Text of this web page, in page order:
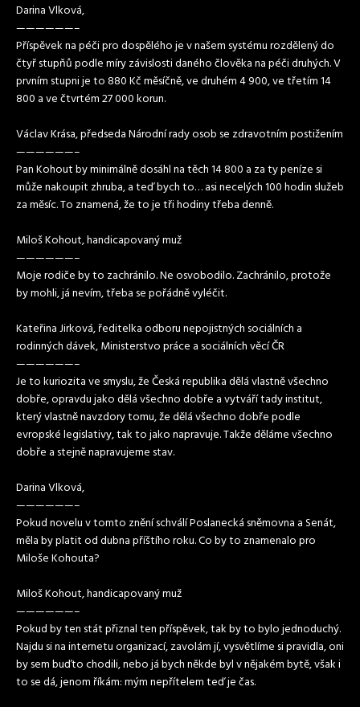
Darina Vlková,
——————–
Příspěvek na péči pro dospělého je v našem systému rozdělený do
čtyř stupňů podle míry závislosti daného člověka na péči druhých. V
prvním stupni je to 880 Kč měsíčně, ve druhém 4 900, ve třetím 14
800 a ve čtvrtém 27 000 korun.
Václav Krása, předseda Národní rady osob se zdravotním postižením
——————–
Pan Kohout by minimálně dosáhl na těch 14 800 a za ty peníze si
může nakoupit zhruba, a teď bych to… asi necelých 100 hodin služeb
za měsíc. To znamená, že to je tři hodiny třeba denně.
Miloš Kohout, handicapovaný muž
——————–
Moje rodiče by to zachránilo. Ne osvobodilo. Zachránilo, protože
by mohli, já nevím, třeba se pořádně vyléčit.
Kateřina Jirková, ředitelka odboru nepojistných sociálních a
rodinných dávek, Ministerstvo práce a sociálních věcí ČR
——————–
Je to kuriozita ve smyslu, že Česká republika dělá vlastně všechno
dobře, opravdu jako dělá všechno dobře a vytváří tady institut,
který vlastně navzdory tomu, že dělá všechno dobře podle
evropské legislativy, tak to jako napravuje. Takže děláme všechno
dobře a stejně napravujeme stav.
Darina Vlková,
——————–
Pokud novelu v tomto znění schválí Poslanecká sněmovna a Senát,
měla by platit od dubna příštího roku. Co by to znamenalo pro
Miloše Kohouta?
Miloš Kohout, handicapovaný muž
——————–
Pokud by ten stát přiznal ten příspěvek, tak by to bylo jednoduchý.
Najdu si na internetu organizací, zavolám jí, vysvětlíme si pravidla, oni
by sem buďto chodili, nebo já bych někde byl v nějakém bytě, však i
to se dá, jenom říkám: mým nepřítelem teď je čas.